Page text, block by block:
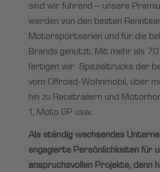
sind wir führend – unsere
werden von den besten
Motorsportserien und für die
Brands genutzt. Mit mehr als
fertigen wir Spezialtrucks der
vom Offroad-Wohnmobil, über
hin zu Racetrailern und
1, Moto GP usw.
Als ständig wachsendes
engagierte Persönlichkeiten für
anspruchsvollen Projekte, denn